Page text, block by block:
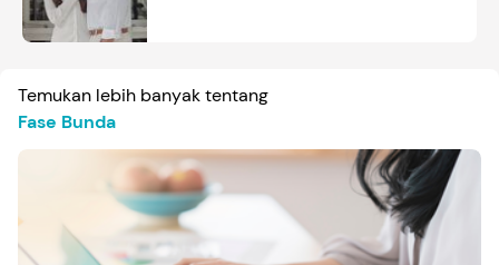
Temukan lebih banyak tentang
Fase Bunda